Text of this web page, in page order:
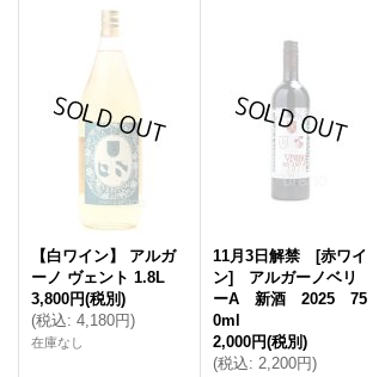
【白ワイン】 アルガ
ーノ ヴェント 1.8L
3,800円(税別)
(税込: 4,180円)
在庫なし
11月3日解禁 [赤ワイ
ン] アルガーノベリ
ーA 新酒 2025 75
0ml
2,000円(税別)
(税込: 2,200円)